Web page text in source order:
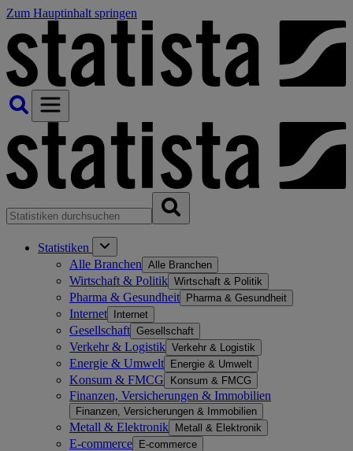
Zum Hauptinhalt springen
Statistiken
Alle Branchen Alle Branchen
Wirtschaft & Politik Wirtschaft & Politik
Pharma & Gesundheit Pharma & Gesundheit
Internet Internet
Gesellschaft Gesellschaft
Verkehr & Logistik Verkehr & Logistik
Energie & Umwelt Energie & Umwelt
Konsum & FMCG Konsum & FMCG
Finanzen, Versicherungen & Immobilien
Finanzen, Versicherungen & Immobilien
Metall & Elektronik Metall & Elektronik
E-commerce E-commerce